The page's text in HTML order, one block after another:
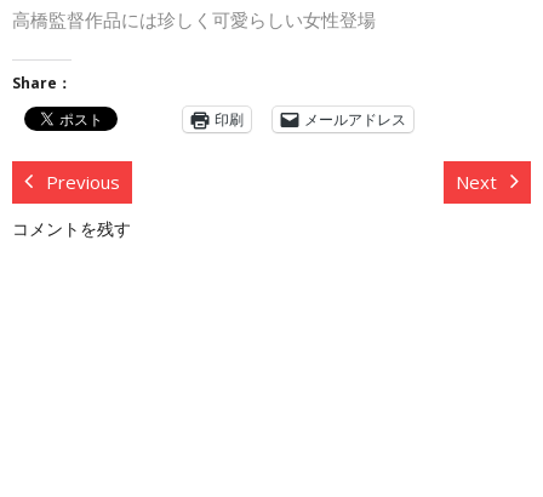
高橋監督作品には珍しく可愛らしい女性登場
Share：
印刷
メールアドレス
Previous Next
コメントを残す